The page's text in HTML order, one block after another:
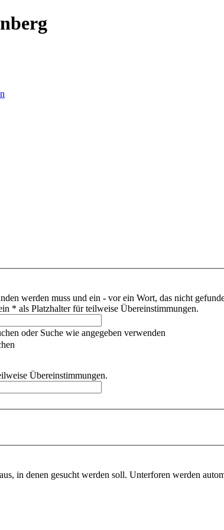
werden muss und ein - vor ein Wort, das nicht
* als Platzhalter für teilweise Übereinstimmungen.
oder Suche wie angegeben verwenden
Übereinstimmungen.
in denen gesucht werden soll. Unterforen werden